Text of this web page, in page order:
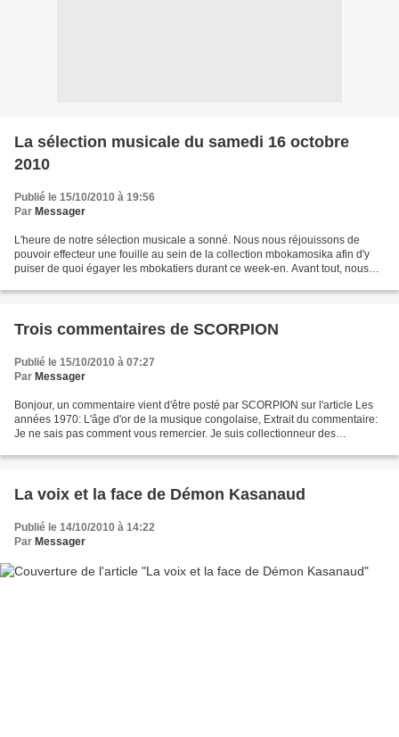
La sélection musicale du samedi 16 octobre
2010
Publié le 15/10/2010 à 19:56
Par Messager
L'heure de notre sélection musicale a sonné. Nous nous réjouissons de
pouvoir effecteur une fouille au sein de la collection mbokamosika afin d'y
puiser de quoi égayer les mbokatiers durant ce week-en. Avant tout, nous
Trois commentaires de SCORPION
Publié le 15/10/2010 à 07:27
Par Messager
Bonjour, un commentaire vient d'être posté par SCORPION sur l'article Les
années 1970: L'âge d'or de la musique congolaise, Extrait du commentaire:
Je ne sais pas comment vous remercier. Je suis collectionneur des
La voix et la face de Démon Kasanaud
Publié le 14/10/2010 à 14:22
Par Messager